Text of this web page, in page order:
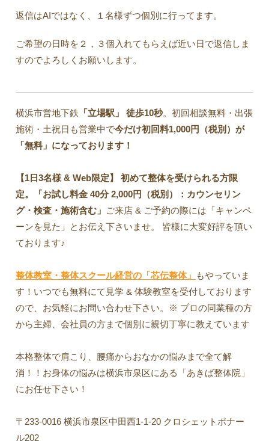
返信はAIではなく、１名様ずつ個別に行ってます。
ご希望の日時を２，３個入れてもらえば近い日で返信しま
すのでよろしくお願いします。
横浜市営地下鉄 「立場駅」 徒歩10秒。初回相談無料・出張
施術・土祝日も営業中で今だけ初回料1,000円（税別）が
「無料」になっております！
【1日3名様 & Web限定】 初めて整体を受けられる方限
定。「お試し料金 40分 2,000円（税別）：カウンセリン
グ・検査・施術含む」 ご来店 & ご予約の際には「キャンペ
ーンを見た」とお伝え下さいませ。 皆様に大変好評を頂い
ております♪
整体教室・整体スクール経営の「芯伝整体」
もやっていま
す！いつでも無料にて見学 & 体験教室を受付しております
ので、お気軽にお問い合わせ下さい。※ プロの同業種の方
から主婦、会社員の方まで個別に親切丁寧に教えています
本格整体で肩こり、腰痛からおなかの悩みまで全て解
消！！お身体の悩みは横浜市泉区にある「あきば整体院」
にお任せ下さい！
〒233-0016 横浜市泉区中田西1-1-20 クロシェットポナー
ル202